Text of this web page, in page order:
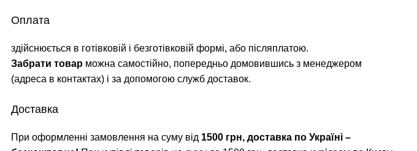
Оплата
здійснюється в готівковій і безготівковій формі, або післяплатою.
Забрати товар можна самостійно, попередньо домовившись з менеджером
(адреса в контактах) і за допомогою служб доставок.
Доставка
При оформленні замовлення на суму від 1500 грн, доставка по Україні –